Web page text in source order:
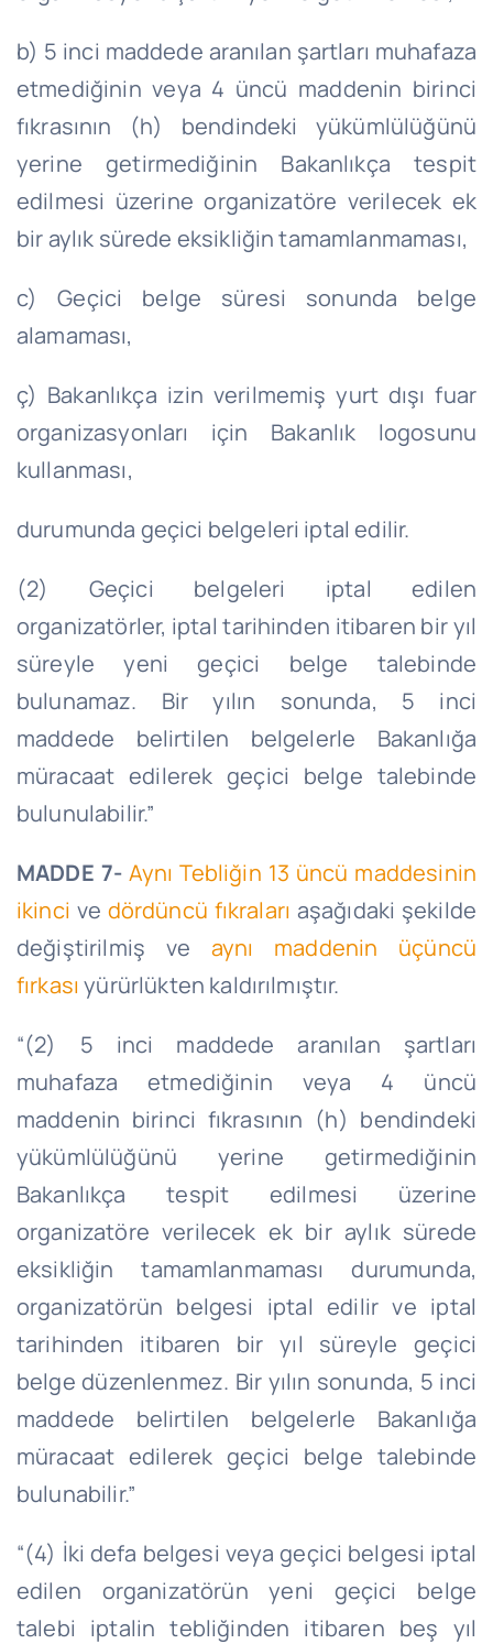
b) 5 inci maddede aranılan şartları muhafaza
etmediğinin veya 4 üncü maddenin birinci
fıkrasının (h) bendindeki yükümlülüğünü
yerine getirmediğinin Bakanlıkça tespit
edilmesi üzerine organizatöre verilecek ek
bir aylık sürede eksikliğin tamamlanmaması,
c) Geçici belge süresi sonunda belge
alamaması,
ç) Bakanlıkça izin verilmemiş yurt dışı fuar
organizasyonları için Bakanlık logosunu
kullanması,
durumunda geçici belgeleri iptal edilir.
(2) Geçici belgeleri iptal edilen
organizatörler, iptal tarihinden itibaren bir yıl
süreyle yeni geçici belge talebinde
bulunamaz. Bir yılın sonunda, 5 inci
maddede belirtilen belgelerle Bakanlığa
müracaat edilerek geçici belge talebinde
bulunulabilir.”
MADDE 7- Aynı Tebliğin 13 üncü maddesinin
ikinci ve dördüncü fıkraları aşağıdaki şekilde
değiştirilmiş ve aynı maddenin üçüncü
fırkası yürürlükten kaldırılmıştır.
“(2) 5 inci maddede aranılan şartları
muhafaza etmediğinin veya 4 üncü
maddenin birinci fıkrasının (h) bendindeki
yükümlülüğünü yerine getirmediğinin
Bakanlıkça tespit edilmesi üzerine
organizatöre verilecek ek bir aylık sürede
eksikliğin tamamlanmaması durumunda,
organizatörün belgesi iptal edilir ve iptal
tarihinden itibaren bir yıl süreyle geçici
belge düzenlenmez. Bir yılın sonunda, 5 inci
maddede belirtilen belgelerle Bakanlığa
müracaat edilerek geçici belge talebinde
bulunabilir.”
“(4) İki defa belgesi veya geçici belgesi iptal
edilen organizatörün yeni geçici belge
talebi iptalin tebliğinden itibaren beş yıl